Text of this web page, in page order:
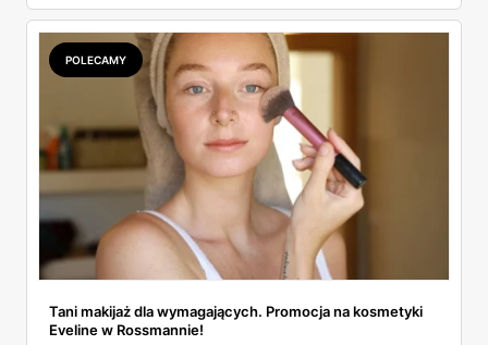
POLECAMY
Tani makijaż dla wymagających. Promocja na kosmetyki
Eveline w Rossmannie!